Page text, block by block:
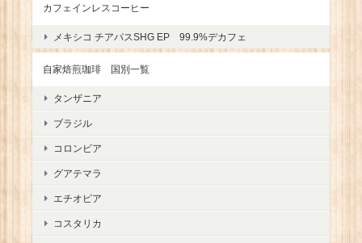
カフェインレスコーヒー
メキシコ チアパスSHG EP 99.9%デカフェ
自家焙煎珈琲 国別一覧
タンザニア
ブラジル
コロンビア
グアテマラ
エチオピア
コスタリカ